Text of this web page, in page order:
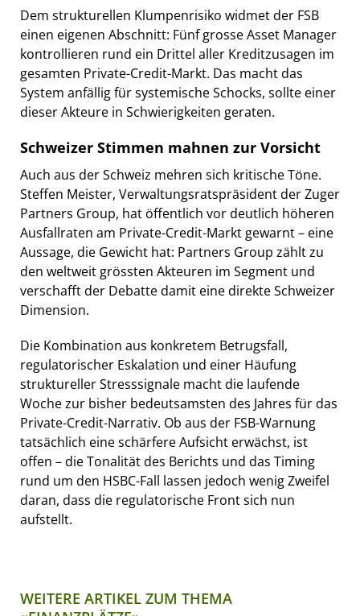
Dem strukturellen Klumpenrisiko widmet der FSB
einen eigenen Abschnitt: Fünf grosse Asset Manager
kontrollieren rund ein Drittel aller Kreditzusagen im
gesamten Private-Credit-Markt. Das macht das
System anfällig für systemische Schocks, sollte einer
dieser Akteure in Schwierigkeiten geraten.
Schweizer Stimmen mahnen zur Vorsicht
Auch aus der Schweiz mehren sich kritische Töne.
Steffen Meister, Verwaltungsratspräsident der Zuger
Partners Group, hat öffentlich vor deutlich höheren
Ausfallraten am Private-Credit-Markt gewarnt – eine
Aussage, die Gewicht hat: Partners Group zählt zu
den weltweit grössten Akteuren im Segment und
verschafft der Debatte damit eine direkte Schweizer
Dimension.
Die Kombination aus konkretem Betrugsfall,
regulatorischer Eskalation und einer Häufung
struktureller Stresssignale macht die laufende
Woche zur bisher bedeutsamsten des Jahres für das
Private-Credit-Narrativ. Ob aus der FSB-Warnung
tatsächlich eine schärfere Aufsicht erwächst, ist
offen – die Tonalität des Berichts und das Timing
rund um den HSBC-Fall lassen jedoch wenig Zweifel
daran, dass die regulatorische Front sich nun
aufstellt.
WEITERE ARTIKEL ZUM THEMA